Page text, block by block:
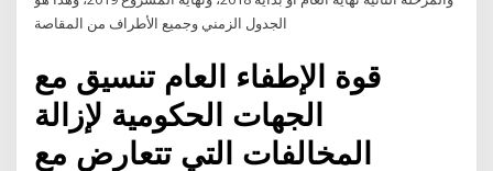
الجدول الزمني وجميع الأطراف من المقاصة
قوة الإطفاء العام تنسيق مع
الجهات الحكومية لإزالة
المخالفات التي تتعارض مع